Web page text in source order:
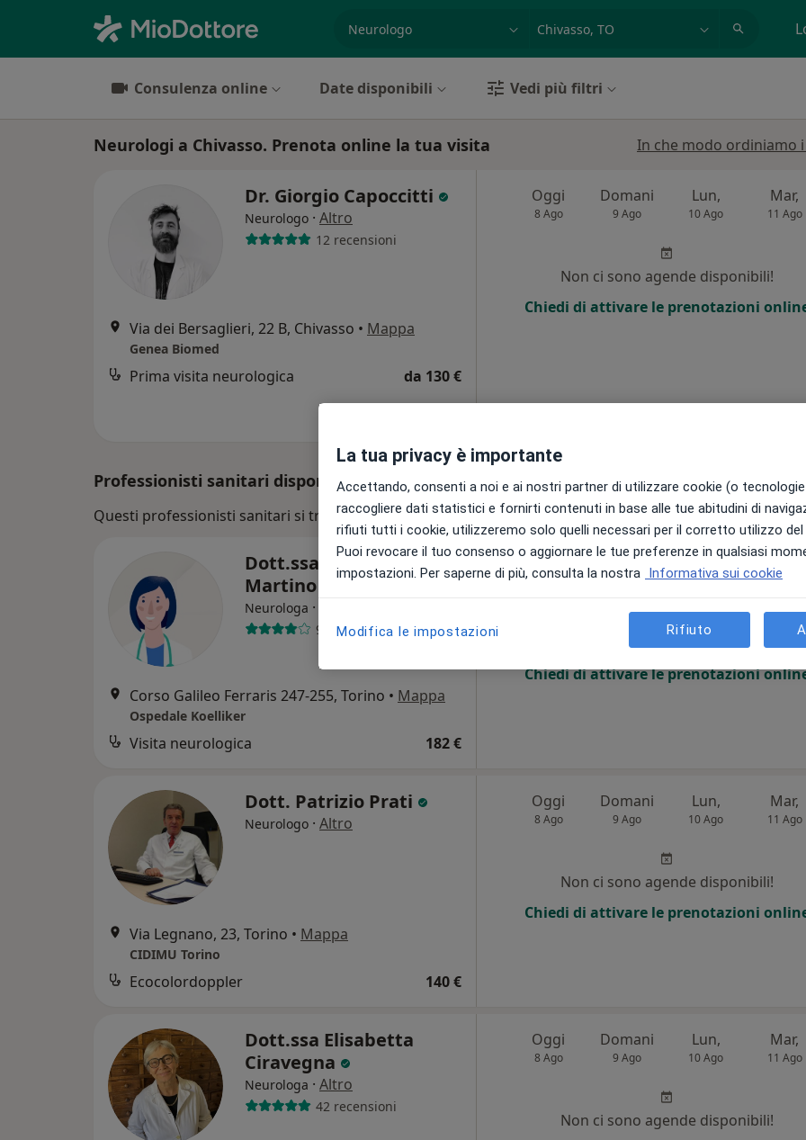
Consulenza online Date disponibili Vedi più filtri
Neurologi a Chivasso. Prenota online la tua visita In che modo ordiniamo
Dr. Giorgio Capoccitti
Neurologo · Altro
12 recensioni
Via dei Bersaglieri, 22 B, Chivasso • Mappa
Genea Biomed
Prima visita neurologica da 130 €
Oggi
8 Ago
Domani
9 Ago
Lun,
10 Ago
Mar,
11 Ago
Non ci sono agende disponibili!
Chiedi di attivare le prenotazioni
Professionisti sanitari disponibili
Questi professionisti sanitari si trovano fuori Chivasso, TO, in aree vicine alla tua ricerca.
Dott.ssa Paola De
Martino
Neurologa ·
9 recensioni
Corso Galileo Ferraris 247-255, Torino • Mappa
Ospedale Koelliker
Visita neurologica 182 €
Oggi
8 Ago
Domani
9 Ago
Lun,
10 Ago
Mar,
11 Ago
Non ci sono agende disponibili!
Chiedi di attivare le prenotazioni
Dott. Patrizio Prati
Neurologo · Altro
Via Legnano, 23, Torino • Mappa
CIDIMU Torino
Ecocolordoppler 140 €
Oggi
8 Ago
Domani
9 Ago
Lun,
10 Ago
Mar,
11 Ago
Non ci sono agende disponibili!
Chiedi di attivare le prenotazioni
Dott.ssa Elisabetta
Ciravegna
Neurologa · Altro
42 recensioni
Oggi
8 Ago
Domani
9 Ago
Lun,
10 Ago
Mar,
11 Ago
Non ci sono agende disponibili!
La tua privacy è importante
Accettando, consenti a noi e ai nostri partner di utilizzare cookie (o
raccogliere dati statistici e fornirti contenuti in base alle tue abitudini di
rifiuti tutti i cookie, utilizzeremo solo quelli necessari per il corretto utilizzo
Puoi revocare il tuo consenso o aggiornare le tue preferenze in qualsiasi
impostazioni. Per saperne di più, consulta la nostra Informativa sui cookie
Modifica le impostazioni Rifiuto